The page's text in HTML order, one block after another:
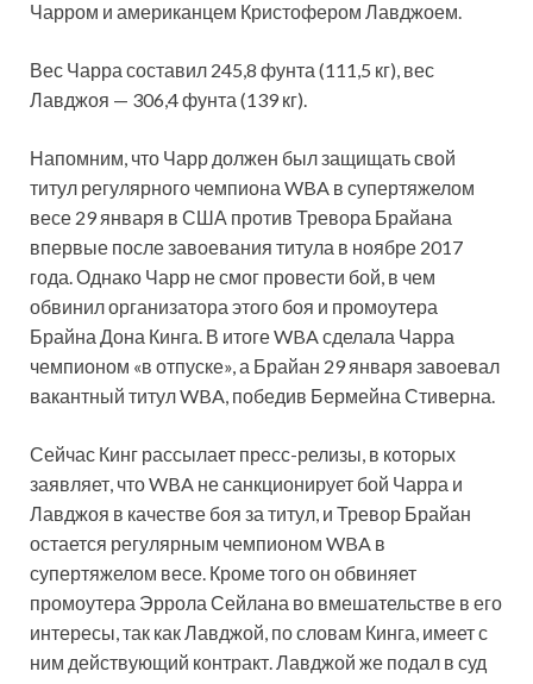
Чарром и американцем Кристофером Лавджоем.
Вес Чарра составил 245,8 фунта (111,5 кг), вес
Лавджоя — 306,4 фунта (139 кг).
Напомним, что Чарр должен был защищать свой
титул регулярного чемпиона WBA в супертяжелом
весе 29 января в США против Тревора Брайана
впервые после завоевания титула в ноябре 2017
года. Однако Чарр не смог провести бой, в чем
обвинил организатора этого боя и промоутера
Брайна Дона Кинга. В итоге WBA сделала Чарра
чемпионом «в отпуске», а Брайан 29 января завоевал
вакантный титул WBA, победив Бермейна Стиверна.
Сейчас Кинг рассылает пресс-релизы, в которых
заявляет, что WBA не санкционирует бой Чарра и
Лавджоя в качестве боя за титул, и Тревор Брайан
остается регулярным чемпионом WBA в
супертяжелом весе. Кроме того он обвиняет
промоутера Эррола Сейлана во вмешательстве в его
интересы, так как Лавджой, по словам Кинга, имеет с
ним действующий контракт. Лавджой же подал в суд